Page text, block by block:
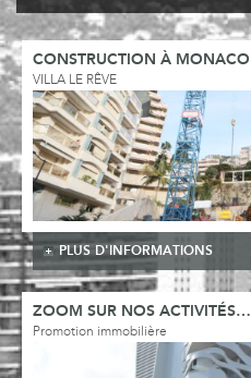
CONSTRUCTION À MONACO
VILLA LE RÊVE
PLUS D'INFORMATIONS
ZOOM SUR NOS ACTIVITÉS…
Promotion immobilière